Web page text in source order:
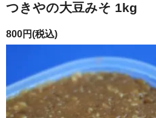
つきやの大豆みそ 1kg
800円(税込)